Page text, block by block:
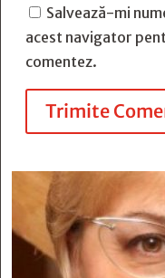
Salvează-mi
acest navigator
comentez.
Trimite